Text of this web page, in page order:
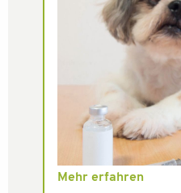
Mehr erfahren